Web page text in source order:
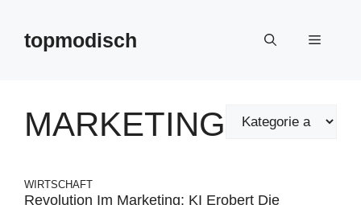
springentopmodisch Menü
MARKETING
WIRTSCHAFT
Revolution Im Marketing: KI Erobert Die